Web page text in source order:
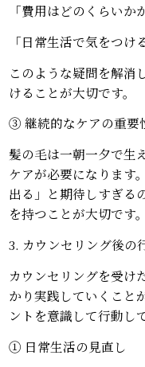
「費用はどのくらいか
「日常生活で気をつけ
このような疑問を解消
けることが大切です。
③ 継続的なケアの重要
髪の毛は一朝一夕で生
ケアが必要になります
出る」と期待しすぎる
を持つことが大切です。
3. カウンセリング後の
カウンセリングを受け
かり実践していくこと
ントを意識して行動し
① 日常生活の見直し